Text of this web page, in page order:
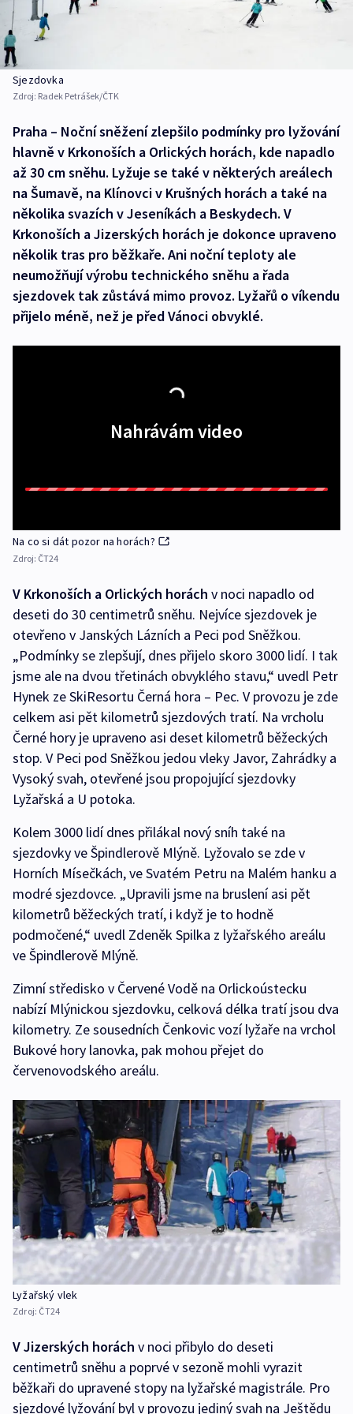
Sjezdovka
Zdroj: Radek Petrášek/ČTK
Praha – Noční sněžení zlepšilo podmínky pro lyžování
hlavně v Krkonoších a Orlických horách, kde napadlo
až 30 cm sněhu. Lyžuje se také v některých areálech
na Šumavě, na Klínovci v Krušných horách a také na
několika svazích v Jeseníkách a Beskydech. V
Krkonoších a Jizerských horách je dokonce upraveno
několik tras pro běžkaře. Ani noční teploty ale
neumožňují výrobu technického sněhu a řada
sjezdovek tak zůstává mimo provoz. Lyžařů o víkendu
přijelo méně, než je před Vánoci obvyklé.
Nahrávám video
Na co si dát pozor na horách?
Zdroj: ČT24
V Krkonoších a Orlických horách v noci napadlo od
deseti do 30 centimetrů sněhu. Nejvíce sjezdovek je
otevřeno v Janských Lázních a Peci pod Sněžkou.
„Podmínky se zlepšují, dnes přijelo skoro 3000 lidí. I tak
jsme ale na dvou třetinách obvyklého stavu,“ uvedl Petr
Hynek ze SkiResortu Černá hora – Pec. V provozu je zde
celkem asi pět kilometrů sjezdových tratí. Na vrcholu
Černé hory je upraveno asi deset kilometrů běžeckých
stop. V Peci pod Sněžkou jedou vleky Javor, Zahrádky a
Vysoký svah, otevřené jsou propojující sjezdovky
Lyžařská a U potoka.
Kolem 3000 lidí dnes přilákal nový sníh také na
sjezdovky ve Špindlerově Mlýně. Lyžovalo se zde v
Horních Mísečkách, ve Svatém Petru na Malém hanku a
modré sjezdovce. „Upravili jsme na bruslení asi pět
kilometrů běžeckých tratí, i když je to hodně
podmočené,“ uvedl Zdeněk Spilka z lyžařského areálu
ve Špindlerově Mlýně.
Zimní středisko v Červené Vodě na Orlickoústecku
nabízí Mlýnickou sjezdovku, celková délka tratí jsou dva
kilometry. Ze sousedních Čenkovic vozí lyžaře na vrchol
Bukové hory lanovka, pak mohou přejet do
červenovodského areálu.
Lyžařský vlek
Zdroj: ČT24
V Jizerských horách v noci přibylo do deseti
centimetrů sněhu a poprvé v sezoně mohli vyrazit
běžkaři do upravené stopy na lyžařské magistrále. Pro
sjezdové lyžování byl v provozu jediný svah na Ještědu